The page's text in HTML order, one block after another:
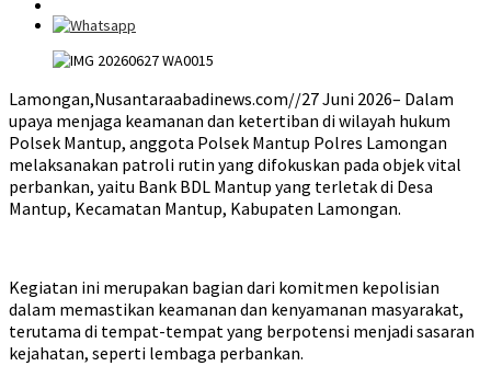
Lamongan,Nusantaraabadinews.com//27 Juni 2026– Dalam
upaya menjaga keamanan dan ketertiban di wilayah hukum
Polsek Mantup, anggota Polsek Mantup Polres Lamongan
melaksanakan patroli rutin yang difokuskan pada objek vital
perbankan, yaitu Bank BDL Mantup yang terletak di Desa
Mantup, Kecamatan Mantup, Kabupaten Lamongan.
Kegiatan ini merupakan bagian dari komitmen kepolisian
dalam memastikan keamanan dan kenyamanan masyarakat,
terutama di tempat-tempat yang berpotensi menjadi sasaran
kejahatan, seperti lembaga perbankan.